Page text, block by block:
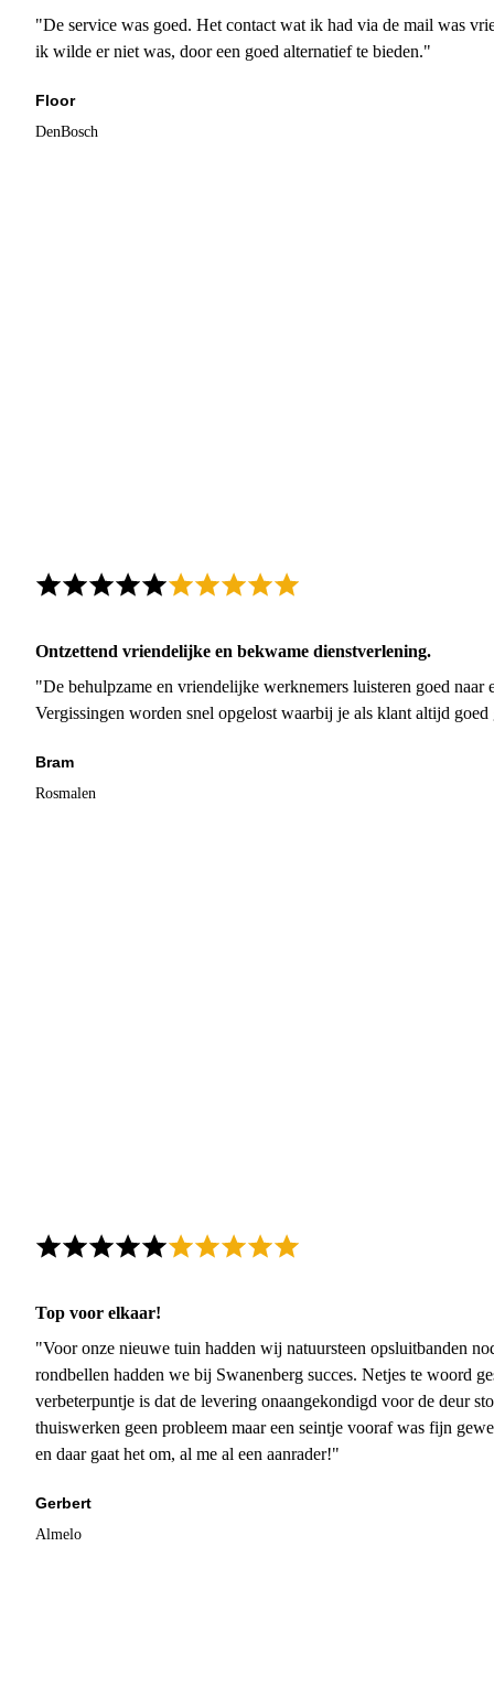
"De service was goed. Het contact wat ik had via de mail was
ik wilde er niet was, door een goed alternatief te bieden."
Floor
DenBosch
Ontzettend vriendelijke en bekwame dienstverlening.
"De behulpzame en vriendelijke werknemers luisteren goed naar
Vergissingen worden snel opgelost waarbij je als klant altijd
Bram
Rosmalen
Top voor elkaar!
"Voor onze nieuwe tuin hadden wij natuursteen opsluitbanden
rondbellen hadden we bij Swanenberg succes. Netjes te woord
verbeterpuntje is dat de levering onaangekondigd voor de deur
thuiswerken geen probleem maar een seintje vooraf was fijn
en daar gaat het om, al me al een aanrader!"
Gerbert
Almelo